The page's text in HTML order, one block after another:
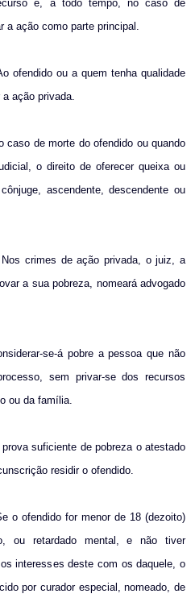
e, a todo tempo, no caso de
a ação como parte principal.
ofendido ou a quem tenha qualidade
ação privada.
caso de morte do ofendido ou quando
o direito de oferecer queixa ou
ascendente, descendente ou
Nos crimes de ação privada, o juiz, a
a sua pobreza, nomeará advogado
se-á pobre a pessoa que não
sem privar-se dos recursos
ou da família.
prova suficiente de pobreza o atestado
residir o ofendido.
o ofendido for menor de 18 (dezoito)
ou retardado mental, e não tiver
interesses deste com os daquele, o
por curador especial, nomeado, de